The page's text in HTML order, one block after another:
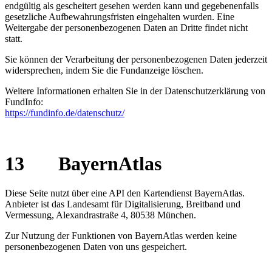
endgültig als gescheitert gesehen werden kann und gegebenenfalls
gesetzliche Aufbewahrungsfristen eingehalten wurden. Eine
Weitergabe der personenbezogenen Daten an Dritte findet nicht
statt.
Sie können der Verarbeitung der personenbezogenen Daten jederzeit
widersprechen, indem Sie die Fundanzeige löschen.
Weitere Informationen erhalten Sie in der Datenschutzerklärung von
FundInfo:
https://fundinfo.de/datenschutz/
13 BayernAtlas
Diese Seite nutzt über eine API den Kartendienst BayernAtlas.
Anbieter ist das Landesamt für Digitalisierung, Breitband und
Vermessung, Alexandrastraße 4, 80538 München.
Zur Nutzung der Funktionen von BayernAtlas werden keine
personenbezogenen Daten von uns gespeichert.